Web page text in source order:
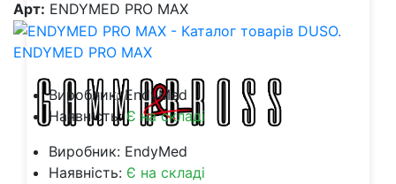
Арт: ENDYMED PRO MAX
ENDYMED PRO MAX
Виробник: EndyMed
Наявність:Є на складі
Виробник: EndyMed
Наявність: Є на складі